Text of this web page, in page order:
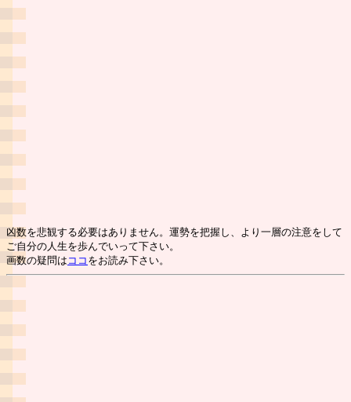
凶数を悲観する必要はありません。運勢を把握し、より一層の注意をして
ご自分の人生を歩んでいって下さい。
画数の疑問は ココ をお読み下さい。